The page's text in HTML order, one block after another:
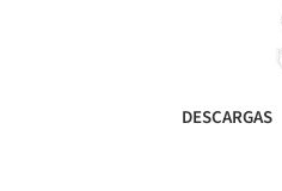
DESCARGAS